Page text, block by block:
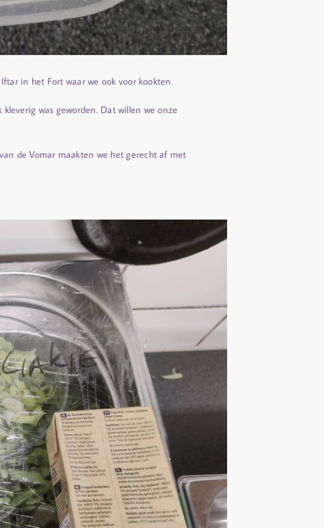
in het Fort waar we ook voor kookten.
was geworden. Dat willen we onze
de Vomar maakten we het gerecht af met